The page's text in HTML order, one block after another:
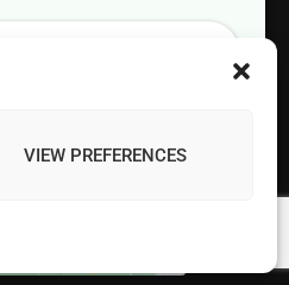
VIEW PREFERENCES